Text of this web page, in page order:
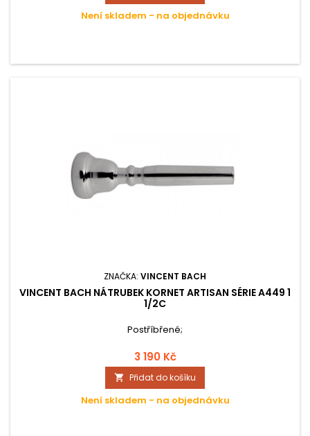
Není skladem - na objednávku
ZNAČKA: VINCENT BACH
VINCENT BACH NÁTRUBEK KORNET ARTISAN SÉRIE A449 1
1/2C
Postříbřené;
3 190 Kč
 Přidat do košíku
Není skladem - na objednávku